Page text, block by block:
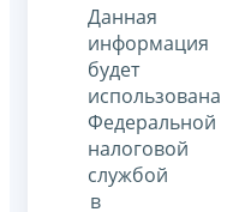
Данная
информация
будет
использована
Федеральной
налоговой
службой
в